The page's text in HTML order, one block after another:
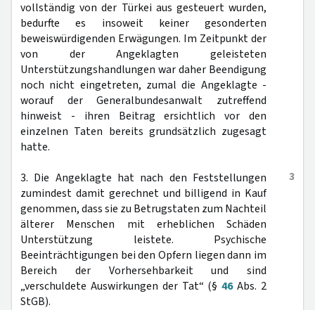
vollständig von der Türkei aus gesteuert wurden,
bedurfte es insoweit keiner gesonderten
beweiswürdigenden Erwägungen. Im Zeitpunkt der
von der Angeklagten geleisteten
Unterstützungshandlungen war daher Beendigung
noch nicht eingetreten, zumal die Angeklagte -
worauf der Generalbundesanwalt zutreffend
hinweist - ihren Beitrag ersichtlich vor den
einzelnen Taten bereits grundsätzlich zugesagt
hatte.
3
3. Die Angeklagte hat nach den Feststellungen
zumindest damit gerechnet und billigend in Kauf
genommen, dass sie zu Betrugstaten zum Nachteil
älterer Menschen mit erheblichen Schäden
Unterstützung leistete. Psychische
Beeinträchtigungen bei den Opfern liegen dann im
Bereich der Vorhersehbarkeit und sind
„verschuldete Auswirkungen der Tat“ (§46Abs. 2
StGB).